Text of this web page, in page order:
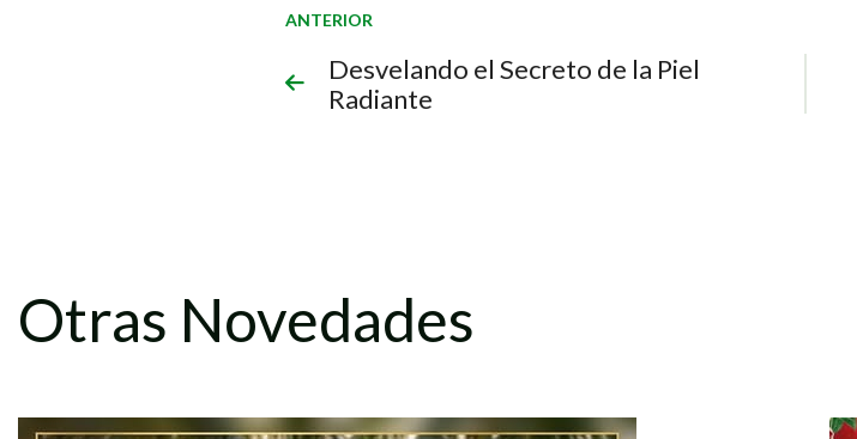
ANTERIOR
Desvelando el Secreto de la Piel
Radiante
Otras Novedades